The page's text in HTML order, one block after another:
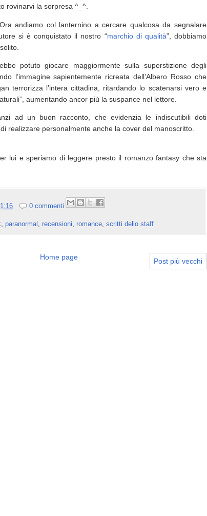
rovinarvi la sorpresa ^_^.
andiamo col lanternino a cercare qualcosa da segnalare
si è conquistato il nostro “marchio di qualità”, dobbiamo
potuto giocare maggiormente sulla superstizione degli
l’immagine sapientemente ricreata dell’Albero Rosso che
terrorizza l’intera cittadina, ritardando lo scatenarsi vero e
aumentando ancor più la suspance nel lettore.
ad un buon racconto, che evidenzia le indiscutibili doti
realizzare personalmente anche la cover del manoscritto.
lui e speriamo di leggere presto il romanzo fantasy che sta
0 commenti
paranormal recensioni romance scritti dello staff
Post più vecchi
Home page